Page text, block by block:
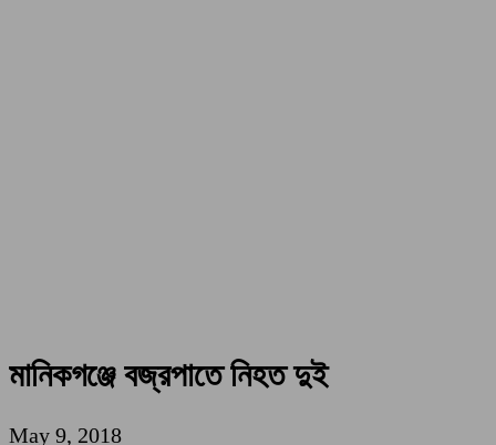
মানিকগঞ্জে বজ্রপাতে নিহত দুই
May 9, 2018